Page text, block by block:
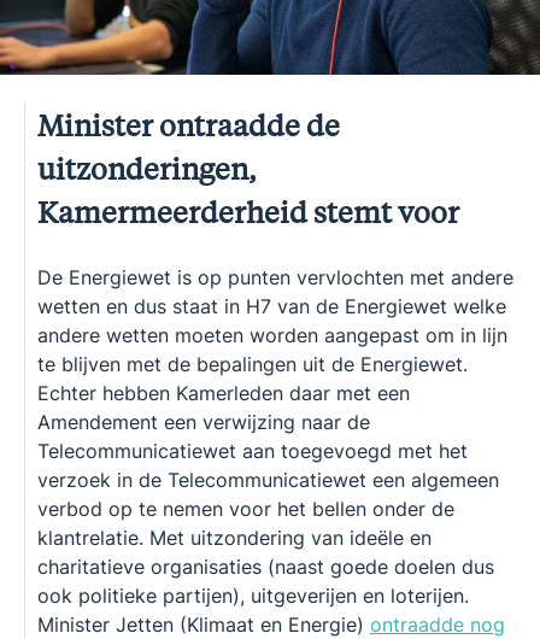
Minister ontraadde de
uitzonderingen,
Kamermeerderheid stemt voor
De Energiewet is op punten vervlochten met andere
wetten en dus staat in H7 van de Energiewet welke
andere wetten moeten worden aangepast om in lijn
te blijven met de bepalingen uit de Energiewet.
Echter hebben Kamerleden daar met een
Amendement een verwijzing naar de
Telecommunicatiewet aan toegevoegd met het
verzoek in de Telecommunicatiewet een algemeen
verbod op te nemen voor het bellen onder de
klantrelatie. Met uitzondering van ideële en
charitatieve organisaties (naast goede doelen dus
ook politieke partijen), uitgeverijen en loterijen.
Minister Jetten (Klimaat en Energie) ontraadde nog